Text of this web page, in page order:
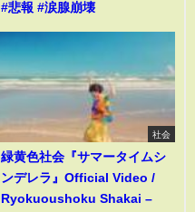
#悲報 #涙腺崩壊
社会
緑黄色社会『サマータイムシ
ンデレラ』Official Video /
Ryokuoushoku Shakai –